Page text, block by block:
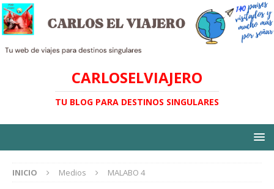
CARLOSELVIAJERO
TU BLOG PARA DESTINOS SINGULARES
INICIO Medios MALABO 4